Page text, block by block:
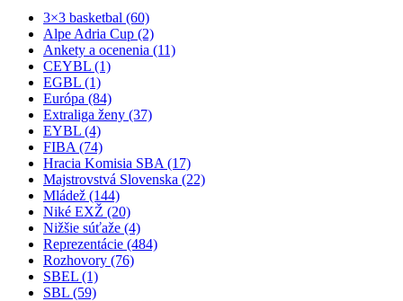
3×3 basketbal (60)
Alpe Adria Cup (2)
Ankety a ocenenia (11)
CEYBL (1)
EGBL (1)
Európa (84)
Extraliga ženy (37)
EYBL (4)
FIBA (74)
Hracia Komisia SBA (17)
Majstrovstvá Slovenska (22)
Mládež (144)
Niké EXŽ (20)
Nižšie súťaže (4)
Reprezentácie (484)
Rozhovory (76)
SBEL (1)
SBL (59)